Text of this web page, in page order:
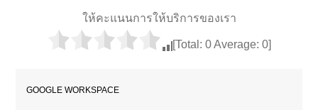
ให้คะแนนการให้บริการของเรา
[Total: 0Average: 0]
GOOGLE WORKSPACE